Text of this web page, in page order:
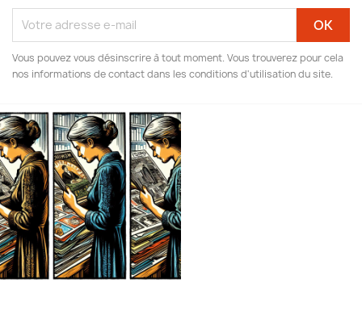
Vous pouvez vous désinscrire à tout moment. Vous trouverez pour cela
nos informations de contact dans les conditions d'utilisation du site.